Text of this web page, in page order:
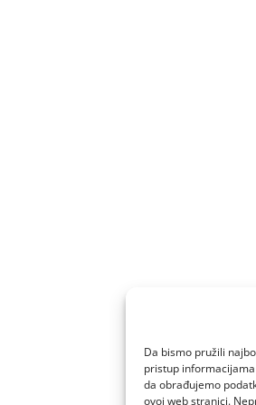
Da bismo pružili
pristup
da obrađujemo
ovoj web stranici.